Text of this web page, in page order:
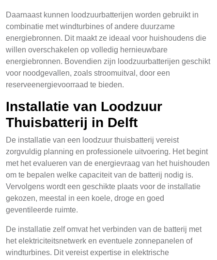
Daarnaast kunnen loodzuurbatterijen worden gebruikt in
combinatie met windturbines of andere duurzame
energiebronnen. Dit maakt ze ideaal voor huishoudens die
willen overschakelen op volledig hernieuwbare
energiebronnen. Bovendien zijn loodzuurbatterijen geschikt
voor noodgevallen, zoals stroomuitval, door een
reserveenergievoorraad te bieden.
Installatie van Loodzuur
Thuisbatterij in Delft
De installatie van een loodzuur thuisbatterij vereist
zorgvuldig planning en professionele uitvoering. Het begint
met het evalueren van de energievraag van het huishouden
om te bepalen welke capaciteit van de batterij nodig is.
Vervolgens wordt een geschikte plaats voor de installatie
gekozen, meestal in een koele, droge en goed
geventileerde ruimte.
De installatie zelf omvat het verbinden van de batterij met
het elektriciteitsnetwerk en eventuele zonnepanelen of
windturbines. Dit vereist expertise in elektrische